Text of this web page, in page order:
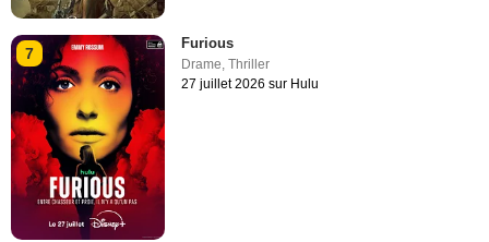
7
Furious
Drame,Thriller
27 juillet 2026 sur Hulu